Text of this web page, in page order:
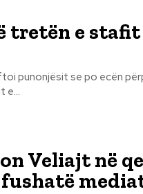
tretën e
punonjësit se po ecën
e...
Veliajt në